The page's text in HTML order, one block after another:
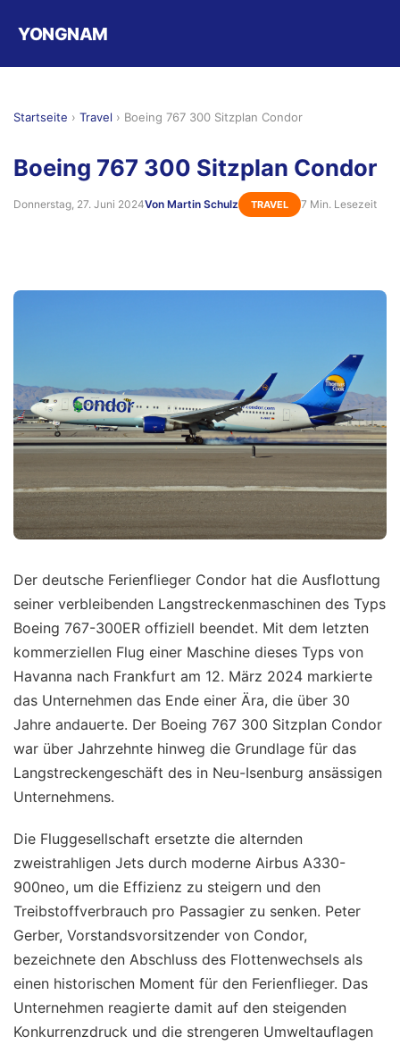
YONGNAM
Startseite › Travel › Boeing 767 300 Sitzplan Condor
Boeing 767 300 Sitzplan Condor
Donnerstag, 27. Juni 2024Von Martin Schulz TRAVEL 7 Min. Lesezeit
Der deutsche Ferienflieger Condor hat die Ausflottung
seiner verbleibenden Langstreckenmaschinen des Typs
Boeing 767-300ER offiziell beendet. Mit dem letzten
kommerziellen Flug einer Maschine dieses Typs von
Havanna nach Frankfurt am 12. März 2024 markierte
das Unternehmen das Ende einer Ära, die über 30
Jahre andauerte. Der Boeing 767 300 Sitzplan Condor
war über Jahrzehnte hinweg die Grundlage für das
Langstreckengeschäft des in Neu-Isenburg ansässigen
Unternehmens.
Die Fluggesellschaft ersetzte die alternden
zweistrahligen Jets durch moderne Airbus A330-
900neo, um die Effizienz zu steigern und den
Treibstoffverbrauch pro Passagier zu senken. Peter
Gerber, Vorstandsvorsitzender von Condor,
bezeichnete den Abschluss des Flottenwechsels als
einen historischen Moment für den Ferienflieger. Das
Unternehmen reagierte damit auf den steigenden
Konkurrenzdruck und die strengeren Umweltauflagen